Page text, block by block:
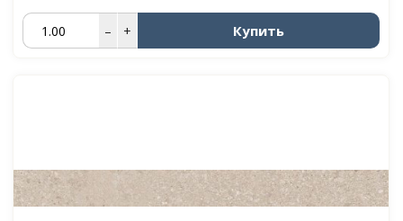
– + Купить